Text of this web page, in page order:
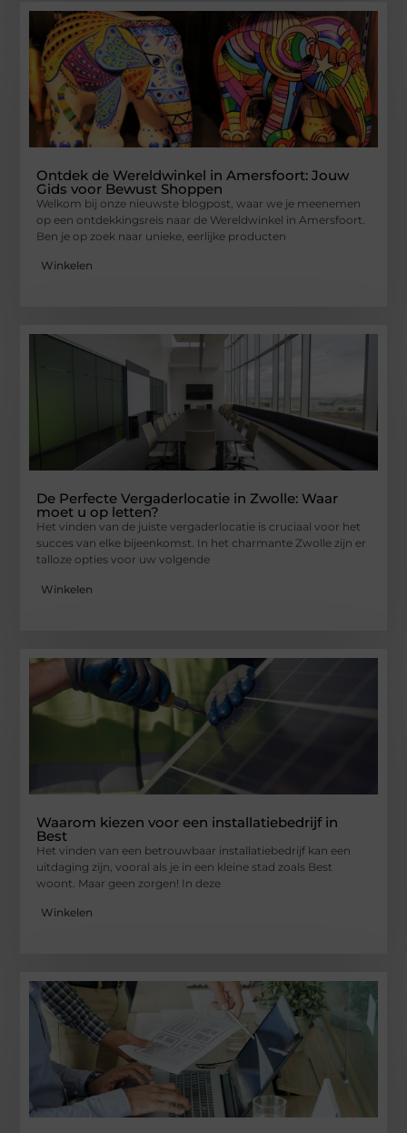
Ontdek de Wereldwinkel in Amersfoort: Jouw
Gids voor Bewust Shoppen
Welkom bij onze nieuwste blogpost, waar we je meenemen
op een ontdekkingsreis naar de Wereldwinkel in Amersfoort.
Ben je op zoek naar unieke, eerlijke producten
Winkelen
De Perfecte Vergaderlocatie in Zwolle: Waar
moet u op letten?
Het vinden van de juiste vergaderlocatie is cruciaal voor het
succes van elke bijeenkomst. In het charmante Zwolle zijn er
talloze opties voor uw volgende
Winkelen
Waarom kiezen voor een installatiebedrijf in
Best
Het vinden van een betrouwbaar installatiebedrijf kan een
uitdaging zijn, vooral als je in een kleine stad zoals Best
woont. Maar geen zorgen! In deze
Winkelen